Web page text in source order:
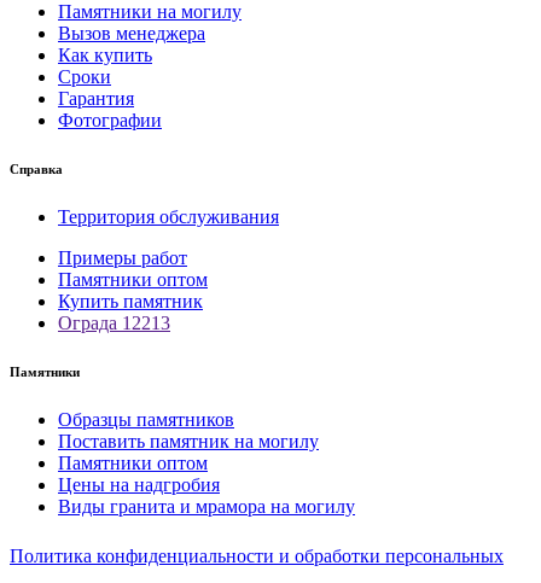
Памятники на могилу
Вызов менеджера
Как купить
Сроки
Гарантия
Фотографии
Справка
Территория обслуживания
Примеры работ
Памятники оптом
Купить памятник
Ограда 12213
Памятники
Образцы памятников
Поставить памятник на могилу
Памятники оптом
Цены на надгробия
Виды гранита и мрамора на могилу
Политика конфиденциальности и обработки персональных